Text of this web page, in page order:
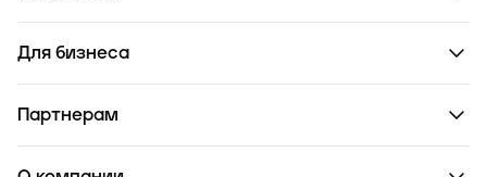
Для бизнеса
Партнерам